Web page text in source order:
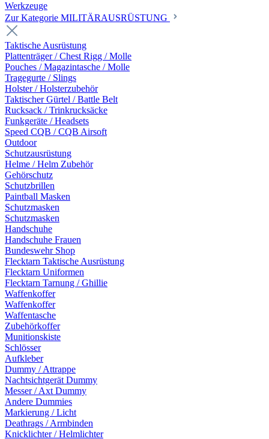
Werkzeuge
Zur Kategorie MILITÄRAUSRÜSTUNG
Taktische Ausrüstung
Plattenträger / Chest Rigg / Molle
Pouches / Magazintasche / Molle
Tragegurte / Slings
Holster / Holsterzubehör
Taktischer Gürtel / Battle Belt
Rucksack / Trinkrucksäcke
Funkgeräte / Headsets
Speed CQB / CQB Airsoft
Outdoor
Schutzausrüstung
Helme / Helm Zubehör
Gehörschutz
Schutzbrillen
Paintball Masken
Schutzmasken
Schutzmasken
Handschuhe
Handschuhe Frauen
Bundeswehr Shop
Flecktarn Taktische Ausrüstung
Flecktarn Uniformen
Flecktarn Tarnung / Ghillie
Waffenkoffer
Waffenkoffer
Waffentasche
Zubehörkoffer
Munitionskiste
Schlösser
Aufkleber
Dummy / Attrappe
Nachtsichtgerät Dummy
Messer / Axt Dummy
Andere Dummies
Markierung / Licht
Deathrags / Armbinden
Knicklichter / Helmlichter